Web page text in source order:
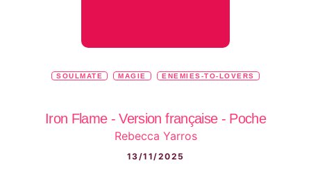
SOULMATE MAGIE ENEMIES-TO-LOVERS
Iron Flame - Version française - Poche
Rebecca Yarros
13/11/2025